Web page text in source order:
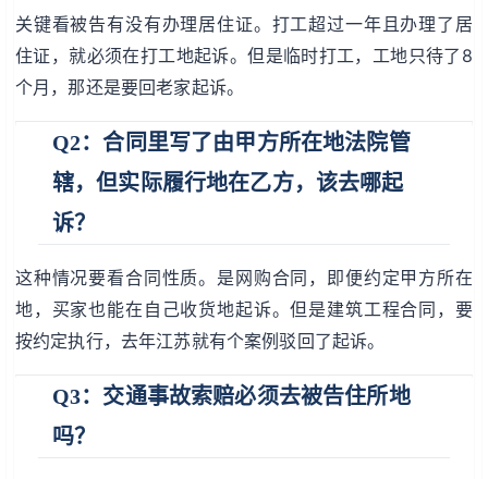
关键看被告有没有办理居住证。打工超过一年且办理了居
住证，就必须在打工地起诉。但是临时打工，工地只待了8
个月，那还是要回老家起诉。
Q2：合同里写了由甲方所在地法院管
辖，但实际履行地在乙方，该去哪起
诉？
这种情况要看合同性质。是网购合同，即便约定甲方所在
地，买家也能在自己收货地起诉。但是建筑工程合同，要
按约定执行，去年江苏就有个案例驳回了起诉。
Q3：交通事故索赔必须去被告住所地
吗？